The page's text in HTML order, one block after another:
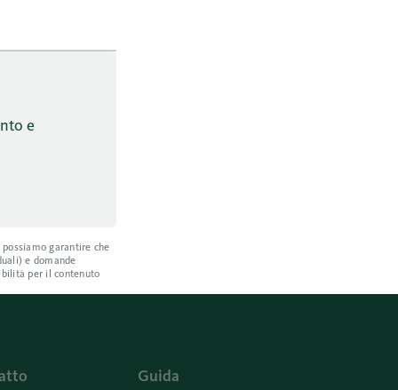
e
garantire che
e domande
per il contenuto
Guida